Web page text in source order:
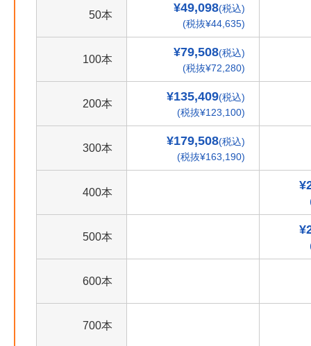
50本
¥49,098(税込)
(税抜¥44,635)
100本
¥79,508(税込)
(税抜¥72,280)
200本
¥135,409(税込)
(税抜¥123,100)
300本
¥179,508(税込)
(税抜¥163,190)
400本
500本
600本
700本